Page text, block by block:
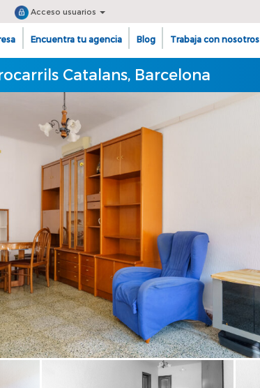
Acceso usuarios
Encuentra tu agencia Blog Trabaja con nosotros
Catalans, Barcelona